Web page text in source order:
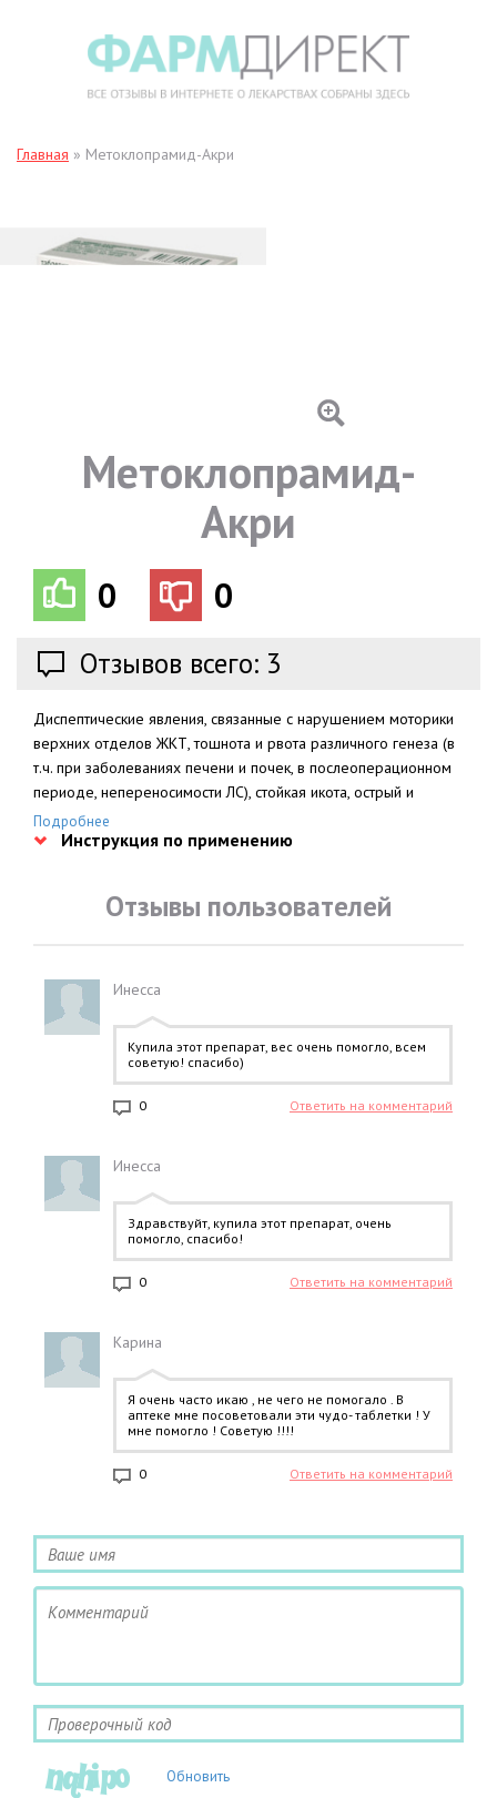
Главная » Метоклопрамид-Акри
Метоклопрамид-
Акри
0 0
Отзывов всего: 3
Диспептические явления, связанные с нарушением моторики
верхних отделов ЖКТ, тошнота и рвота различного генеза (в
т.ч. при заболеваниях печени и почек, в послеоперационном
периоде, непереносимости ЛС), стойкая икота, острый и
рецидивирующий диабетический гастропарез
(симптоматическая терапия).
Подробнее
Инструкция по применению
Отзывы пользователей
Инесса
Купила этот препарат, вес очень помогло, всем
советую! спасибо)
0 Ответить на комментарий
Инесса
Здравствуйт, купила этот препарат, очень
помогло, спасибо!
0 Ответить на комментарий
Карина
Я очень часто икаю , не чего не помогало . В
аптеке мне посоветовали эти чудо- таблетки ! У
мне помогло ! Советую !!!!
0 Ответить на комментарий
Обновить